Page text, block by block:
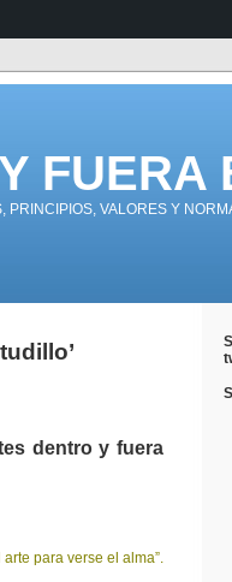
FUERA
PRINCIPIOS, VALORES Y
dentro y fuera
para verse el alma”.